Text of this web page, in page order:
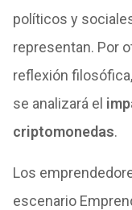
políticos y
representan. Por
reflexión
se analizará el
criptomonedas.
Los
escenario